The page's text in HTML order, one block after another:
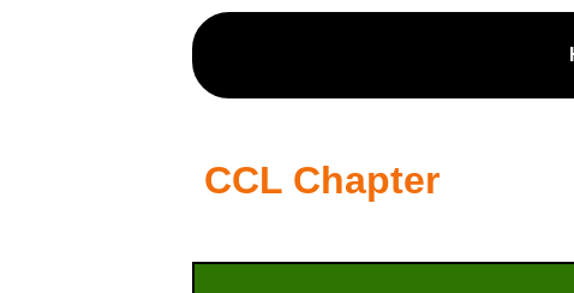
CCL Chapter